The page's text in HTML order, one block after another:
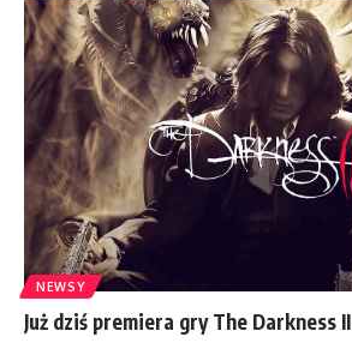
NEWSY
Już dziś premiera gry The Darkness II